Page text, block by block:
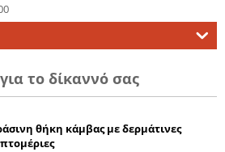
το δίκαννό σας
θήκη κάμβας με δερμάτινες